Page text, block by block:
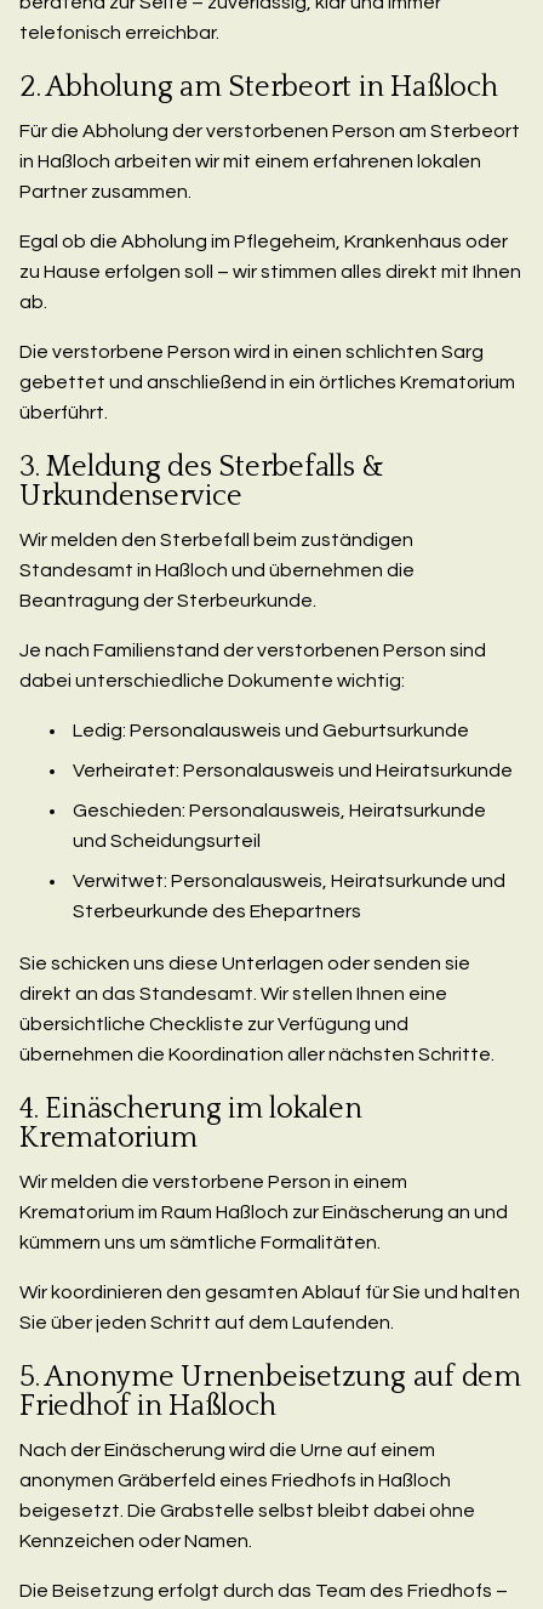
telefonisch erreichbar.
2. Abholung am Sterbeort in Haßloch
Für die Abholung der verstorbenen Person am Sterbeort
in Haßloch arbeiten wir mit einem erfahrenen lokalen
Partner zusammen.
Egal ob die Abholung im Pflegeheim, Krankenhaus oder
zu Hause erfolgen soll – wir stimmen alles direkt mit Ihnen
ab.
Die verstorbene Person wird in einen schlichten Sarg
gebettet und anschließend in ein örtliches Krematorium
überführt.
3. Meldung des Sterbefalls &
Urkundenservice
Wir melden den Sterbefall beim zuständigen
Standesamt in Haßloch und übernehmen die
Beantragung der Sterbeurkunde.
Je nach Familienstand der verstorbenen Person sind
dabei unterschiedliche Dokumente wichtig:
Ledig: Personalausweis und Geburtsurkunde
Verheiratet: Personalausweis und Heiratsurkunde
Geschieden: Personalausweis, Heiratsurkunde
und Scheidungsurteil
Verwitwet: Personalausweis, Heiratsurkunde und
Sterbeurkunde des Ehepartners
Sie schicken uns diese Unterlagen oder senden sie
direkt an das Standesamt. Wir stellen Ihnen eine
übersichtliche Checkliste zur Verfügung und
übernehmen die Koordination aller nächsten Schritte.
4. Einäscherung im lokalen
Krematorium
Wir melden die verstorbene Person in einem
Krematorium im Raum Haßloch zur Einäscherung an und
kümmern uns um sämtliche Formalitäten.
Wir koordinieren den gesamten Ablauf für Sie und halten
Sie über jeden Schritt auf dem Laufenden.
5. Anonyme Urnenbeisetzung auf dem
Friedhof in Haßloch
Nach der Einäscherung wird die Urne auf einem
anonymen Gräberfeld eines Friedhofs in Haßloch
beigesetzt. Die Grabstelle selbst bleibt dabei ohne
Kennzeichen oder Namen.
Die Beisetzung erfolgt durch das Team des Friedhofs –